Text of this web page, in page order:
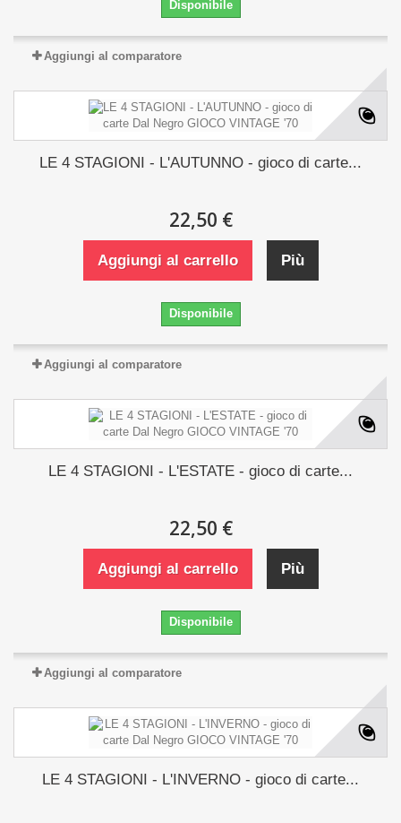
Disponibile
Aggiungi al comparatore
LE 4 STAGIONI - L'AUTUNNO - gioco di carte...
22,50 €
Aggiungi al carrello Più
Disponibile
Aggiungi al comparatore
LE 4 STAGIONI - L'ESTATE - gioco di carte...
22,50 €
Aggiungi al carrello Più
Disponibile
Aggiungi al comparatore
LE 4 STAGIONI - L'INVERNO - gioco di carte...